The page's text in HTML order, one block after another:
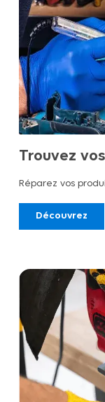
Trouvez
Réparez vos
Découvrez